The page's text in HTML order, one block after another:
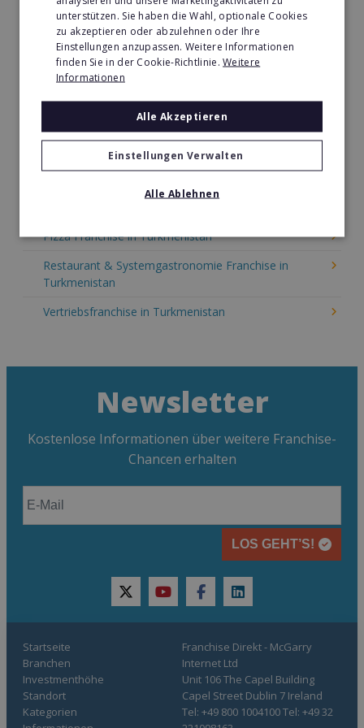
Immobilien Franchise in Turkmenistan
Kinder & Erziehung Franchise in Turkmenistan
Lebensmittel Franchise in Turkmenistan
Medien & Werbung Franchise in Turkmenistan
Pizza Franchise in Turkmenistan
Restaurant & Systemgastronomie Franchise in
Turkmenistan
Vertriebsfranchise in Turkmenistan
Newsletter
Kostenlose Informationen über weitere Franchise-
Chancen erhalten
LOS GEHT’S!
twitteryoutubefacebooklinkedin
Startseite
Branchen
Investmenthöhe
Standort
Kategorien
Franchise Direkt - McGarry
Internet Ltd
Unit 106 The Capel Building
Capel Street Dublin 7 Ireland
Tel: +49 800 1004100 Tel: +49 32
unterstützen. Sie haben die Wahl, optionale Cookies
zu akzeptieren oder abzulehnen oder Ihre
Einstellungen anzupassen. Weitere Informationen
finden Sie in der Cookie-Richtlinie.Weitere
Informationen
Alle Akzeptieren
Einstellungen Verwalten
Alle Ablehnen